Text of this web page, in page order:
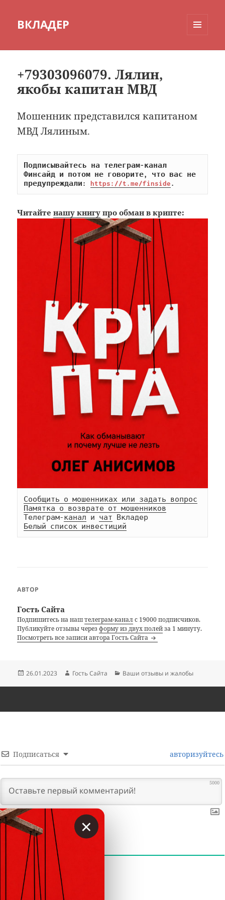
ВКЛАДЕР
+79303096079. Лялин,
якобы капитан МВД
Мошенник представился капитаном
МВД Лялиным.
Подписывайтесь на телеграм-канал
Финсайд и потом не говорите, что вас не
предупреждали: https://t.me/finside.
Читайтенашу книгу про обман в крипте:
Сообщить о мошенниках или задать вопрос
Памятка о возврате от мошенников
Телеграм-канал и чат
Белый список инвестиций
АВТОР
Гость Сайта
Подпишитесь на наштелеграм-каналс 19000 подписчиков.
Публикуйте отзывы черезформу из двух полейза 1 минуту.
Посмотреть все записи автора Гость Сайта
Опубликовано
26.01.2023 Автор
Гость Сайта Рубрики
Ваши отзывы и жалобы
Подписаться авторизуйтесь
5000
КОММЕНТАРИИ
×